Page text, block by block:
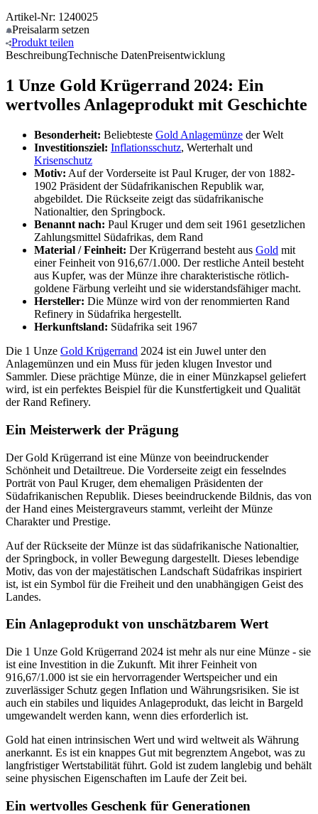
Artikel-Nr: 1240025
Preisalarm setzen
Produkt teilen
BeschreibungTechnische DatenPreisentwicklung
1 Unze Gold Krügerrand 2024: Ein
wertvolles Anlageprodukt mit Geschichte
Besonderheit: Beliebteste Gold Anlagemünze der Welt
Investitionsziel: Inflationsschutz, Werterhalt und
Krisenschutz
Motiv: Auf der Vorderseite ist Paul Kruger, der von 1882-
1902 Präsident der Südafrikanischen Republik war,
abgebildet. Die Rückseite zeigt das südafrikanische
Nationaltier, den Springbock.
Benannt nach: Paul Kruger und dem seit 1961 gesetzlichen
Zahlungsmittel Südafrikas, dem Rand
Material / Feinheit: Der Krügerrand besteht aus Gold mit
einer Feinheit von 916,67/1.000. Der restliche Anteil besteht
aus Kupfer, was der Münze ihre charakteristische rötlich-
goldene Färbung verleiht und sie widerstandsfähiger macht.
Hersteller: Die Münze wird von der renommierten Rand
Refinery in Südafrika hergestellt.
Herkunftsland: Südafrika seit 1967
Die 1 Unze Gold Krügerrand 2024 ist ein Juwel unter den
Anlagemünzen und ein Muss für jeden klugen Investor und
Sammler. Diese prächtige Münze, die in einer Münzkapsel geliefert
wird, ist ein perfektes Beispiel für die Kunstfertigkeit und Qualität
der Rand Refinery.
Ein Meisterwerk der Prägung
Der Gold Krügerrand ist eine Münze von beeindruckender
Schönheit und Detailtreue. Die Vorderseite zeigt ein fesselndes
Porträt von Paul Kruger, dem ehemaligen Präsidenten der
Südafrikanischen Republik. Dieses beeindruckende Bildnis, das von
der Hand eines Meistergraveurs stammt, verleiht der Münze
Charakter und Prestige.
Auf der Rückseite der Münze ist das südafrikanische Nationaltier,
der Springbock, in voller Bewegung dargestellt. Dieses lebendige
Motiv, das von der majestätischen Landschaft Südafrikas inspiriert
ist, ist ein Symbol für die Freiheit und den unabhängigen Geist des
Landes.
Ein Anlageprodukt von unschätzbarem Wert
Die 1 Unze Gold Krügerrand 2024 ist mehr als nur eine Münze - sie
ist eine Investition in die Zukunft. Mit ihrer Feinheit von
916,67/1.000 ist sie ein hervorragender Wertspeicher und ein
zuverlässiger Schutz gegen Inflation und Währungsrisiken. Sie ist
auch ein stabiles und liquides Anlageprodukt, das leicht in Bargeld
umgewandelt werden kann, wenn dies erforderlich ist.
Gold hat einen intrinsischen Wert und wird weltweit als Währung
anerkannt. Es ist ein knappes Gut mit begrenztem Angebot, was zu
langfristiger Wertstabilität führt. Gold ist zudem langlebig und behält
seine physischen Eigenschaften im Laufe der Zeit bei.
Ein wertvolles Geschenk für Generationen